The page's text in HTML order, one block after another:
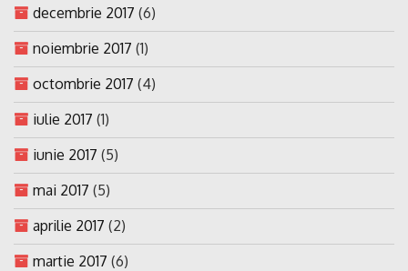
decembrie 2017 (6)
noiembrie 2017 (1)
octombrie 2017 (4)
iulie 2017 (1)
iunie 2017 (5)
mai 2017 (5)
aprilie 2017 (2)
martie 2017 (6)